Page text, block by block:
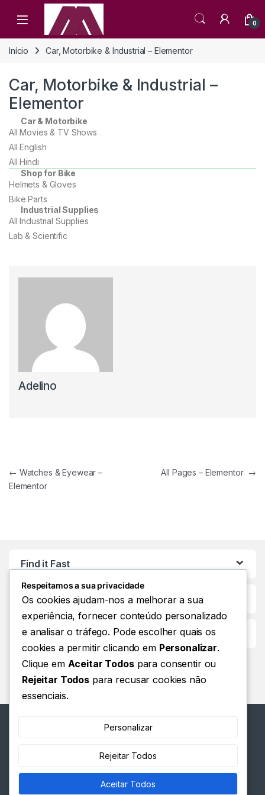
0
Início Car, Motorbike & Industrial – Elementor
Car, Motorbike & Industrial –
Elementor
Car & Motorbike
All Movies & TV Shows
All English
All Hindi
Shop for Bike
Helmets & Gloves
Bike Parts
Industrial Supplies
All Industrial Supplies
Lab & Scientific
Adelino
← Watches & Eyewear –
Elementor
All Pages – Elementor →
Find it Fast
Customer Care
Tem alguma dúvida? Ligue
Respeitamos a sua privacidade
Os cookies ajudam-nos a melhorar a sua
experiência, fornecer conteúdo personalizado
e analisar o tráfego. Pode escolher quais os
cookies a permitir clicando em Personalizar.
Clique em Aceitar Todospara consentir ou
Rejeitar Todos para recusar cookies não
essenciais.
Personalizar
Rejeitar Todos
Aceitar Todos